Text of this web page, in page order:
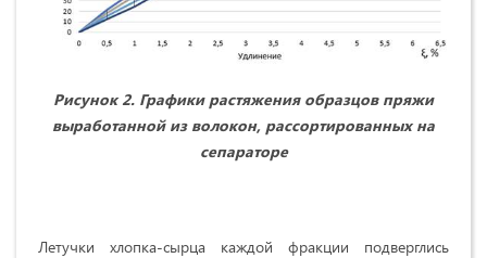
Рисунок 2. Графики растяжения образцов пряжи
выработанной из волокон, рассортированных на
сепараторе
Летучки хлопка-сырца каждой фракции подверглись